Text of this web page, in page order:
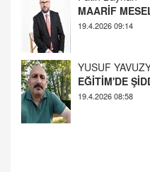
EĞİTİM'DE
19.4.2026 08:58
AHMED
OKUL
GERÇEK!